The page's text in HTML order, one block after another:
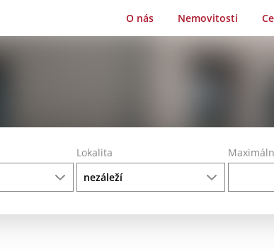
O nás Nemovitosti
Lokalita